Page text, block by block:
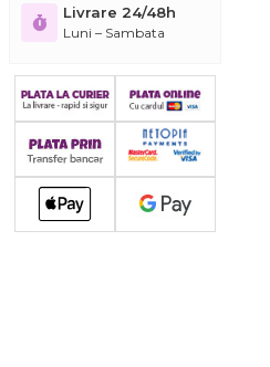
Livrare 24/48h
Luni – Sambata